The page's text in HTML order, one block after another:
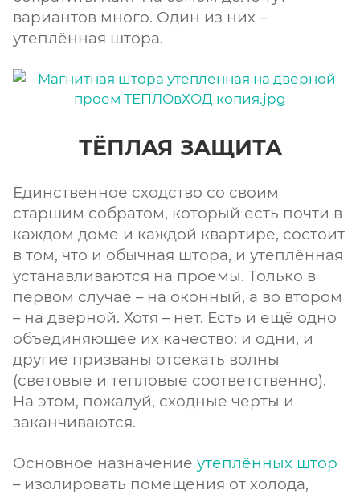
вариантов много. Один из них –
утеплённая штора.
ТЁПЛАЯ ЗАЩИТА
Единственное сходство со своим
старшим собратом, который есть почти в
каждом доме и каждой квартире, состоит
в том, что и обычная штора, и утеплённая
устанавливаются на проёмы. Только в
первом случае – на оконный, а во втором
– на дверной. Хотя – нет. Есть и ещё одно
объединяющее их качество: и одни, и
другие призваны отсекать волны
(световые и тепловые соответственно).
На этом, пожалуй, сходные черты и
заканчиваются.
Основное назначение утеплённых штор
– изолировать помещения от холода,